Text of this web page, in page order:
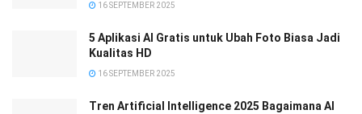
16 SEPTEMBER 2025
5 Aplikasi AI Gratis untuk Ubah Foto Biasa Jadi
Kualitas HD
16 SEPTEMBER 2025
Tren Artificial Intelligence 2025 Bagaimana AI